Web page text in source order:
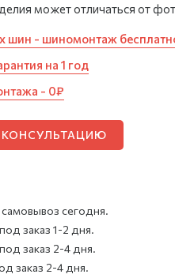
может отличаться от
шин - шиномонтаж
на 1 год
- 0₽
cамовывоз сегодня.
под заказ 1-2 дня.
под заказ 2-4 дня.
заказ 2-4 дня.